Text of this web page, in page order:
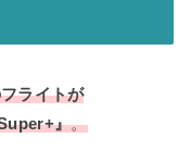
ライトが
』。